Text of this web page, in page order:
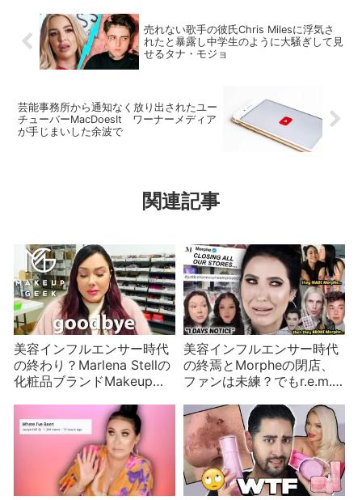
売れない歌手の彼氏Chris Milesに浮気さ
れたと暴露し中学生のように大騒ぎして見
せるタナ・モジョ
芸能事務所から通知なく放り出されたユー
チューバーMacDoesIt ワーナーメディア
が手じまいした余波で
関連記事
美容インフルエンサー時代
の終わり？Marlena Stellの
化粧品ブランドMakeup
美容インフルエンサー時代
の終焉とMorpheの閉店、
ファンは未練？でもr.e.m.